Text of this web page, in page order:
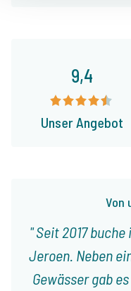
Von
Seit 2017 buche
Jeroen. Neben
Gewässer gab
9,4
Unser Angebot